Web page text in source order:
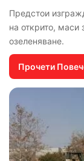
Предстои
на открито, маси
озеленяване.
Прочети